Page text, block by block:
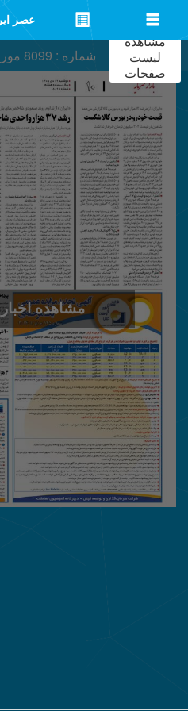
عصر
شماره : 8099
مشاهده
مشاهده
لیست
صفحات